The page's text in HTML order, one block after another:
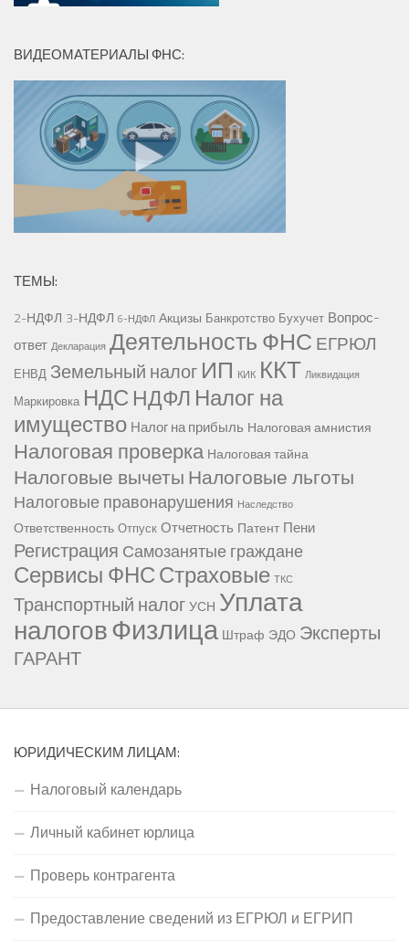
ВИДЕОМАТЕРИАЛЫ ФНС:
ТЕМЫ:
2-НДФЛ 3-НДФЛ 6-НДФЛ Акцизы Банкротство Бухучет Вопрос-
ответ Декларация Деятельность ФНС ЕГРЮЛ
ЕНВД Земельный налог ИП КИК ККТ Ликвидация
Маркировка НДС НДФЛ Налог на
имущество Налог на прибыль Налоговая амнистия
Налоговая проверка Налоговая тайна
Налоговые вычетыНалоговые льготы
Налоговые правонарушения Наследство
Ответственность Отпуск Отчетность Патент Пени
Регистрация Самозанятые граждане
Сервисы ФНССтраховые ТКС
Транспортный налогУСН Уплата
налоговФизлица Штраф ЭДО Эксперты
ГАРАНТ
ЮРИДИЧЕСКИМ ЛИЦАМ:
Налоговый календарь
Личный кабинет юрлица
Проверь контрагента
Предоставление сведений из ЕГРЮЛ и ЕГРИП